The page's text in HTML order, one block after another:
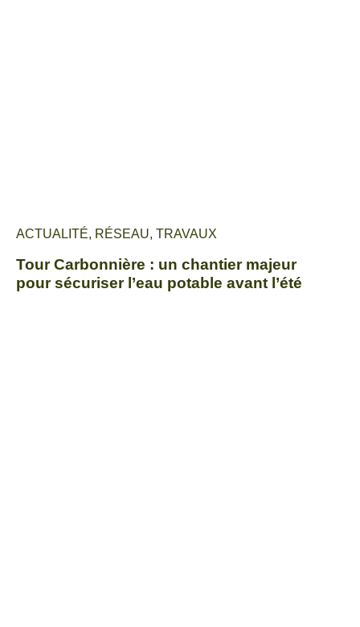
ACTUALITÉ, RÉSEAU, TRAVAUX
Tour Carbonnière : un chantier majeur
pour sécuriser l’eau potable avant l’été